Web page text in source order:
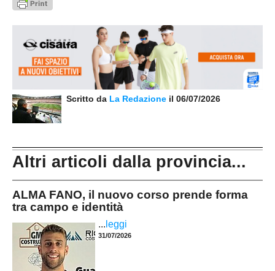
Scritto da La Redazione il 06/07/2026
Altri articoli dalla provincia...
ALMA FANO, il nuovo corso prende forma
tra campo e identità
... leggi
31/07/2026